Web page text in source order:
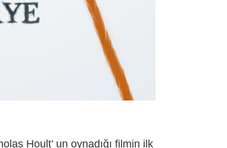
Hoult’ un oynadığı filmin ilk